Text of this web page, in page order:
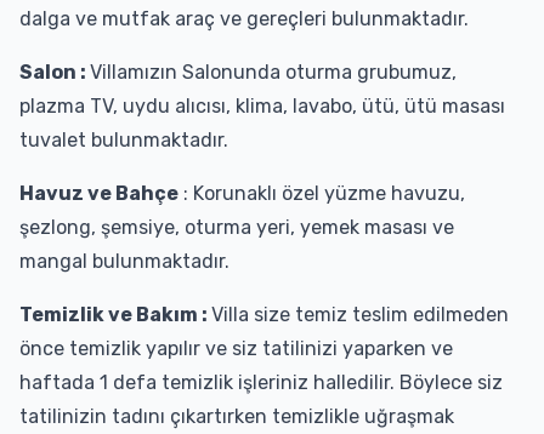
dalga ve mutfak araç ve gereçleri bulunmaktadır.
Salon : Villamızın Salonunda oturma grubumuz,
plazma TV, uydu alıcısı, klima, lavabo, ütü, ütü masası
tuvalet bulunmaktadır.
Havuz ve Bahçe : Korunaklı özel yüzme havuzu,
şezlong, şemsiye, oturma yeri, yemek masası ve
mangal bulunmaktadır.
Temizlik ve Bakım : Villa size temiz teslim edilmeden
önce temizlik yapılır ve siz tatilinizi yaparken ve
haftada 1 defa temizlik işleriniz halledilir. Böylece siz
tatilinizin tadını çıkartırken temizlikle uğraşmak